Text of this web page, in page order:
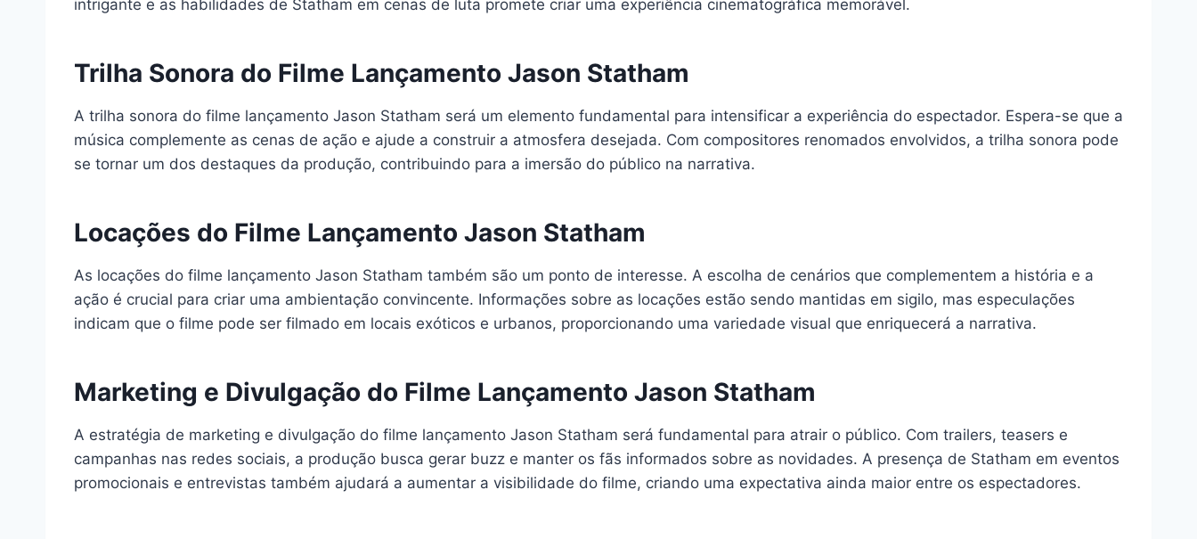
intrigante e as habilidades de Statham em cenas de luta promete criar uma experiência cinematográfica memorável.
Trilha Sonora do Filme Lançamento Jason Statham
A trilha sonora do filme lançamento Jason Statham será um elemento fundamental para intensificar a experiência do espectador. Espera-se que a
música complemente as cenas de ação e ajude a construir a atmosfera desejada. Com compositores renomados envolvidos, a trilha sonora pode
se tornar um dos destaques da produção, contribuindo para a imersão do público na narrativa.
Locações do Filme Lançamento Jason Statham
As locações do filme lançamento Jason Statham também são um ponto de interesse. A escolha de cenários que complementem a história e a
ação é crucial para criar uma ambientação convincente. Informações sobre as locações estão sendo mantidas em sigilo, mas especulações
indicam que o filme pode ser filmado em locais exóticos e urbanos, proporcionando uma variedade visual que enriquecerá a narrativa.
Marketing e Divulgação do Filme Lançamento Jason Statham
A estratégia de marketing e divulgação do filme lançamento Jason Statham será fundamental para atrair o público. Com trailers, teasers e
campanhas nas redes sociais, a produção busca gerar buzz e manter os fãs informados sobre as novidades. A presença de Statham em eventos
promocionais e entrevistas também ajudará a aumentar a visibilidade do filme, criando uma expectativa ainda maior entre os espectadores.